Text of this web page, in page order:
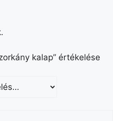
kalap” értékelése